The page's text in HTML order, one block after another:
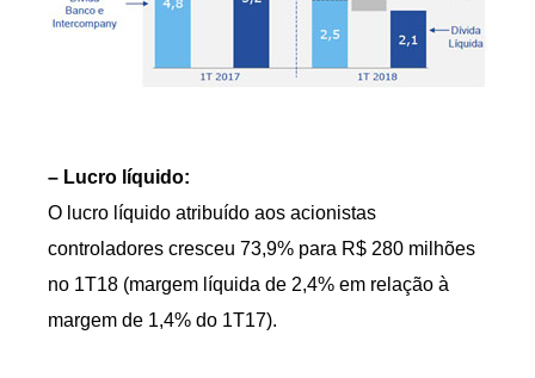
– Lucro líquido:
O lucro líquido atribuído aos acionistas
controladores cresceu 73,9% para R$ 280 milhões
no 1T18 (margem líquida de 2,4% em relação à
margem de 1,4% do 1T17).